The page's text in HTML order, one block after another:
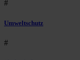
#
Umweltschutz
#